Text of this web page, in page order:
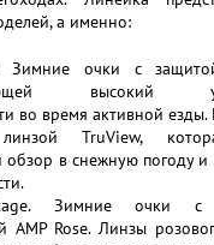
а именно:
Зимние очки с
высокий
во время активной
TruView,
обзор в снежную погоду и
Зимние очки с
AMP Rose. Линзы